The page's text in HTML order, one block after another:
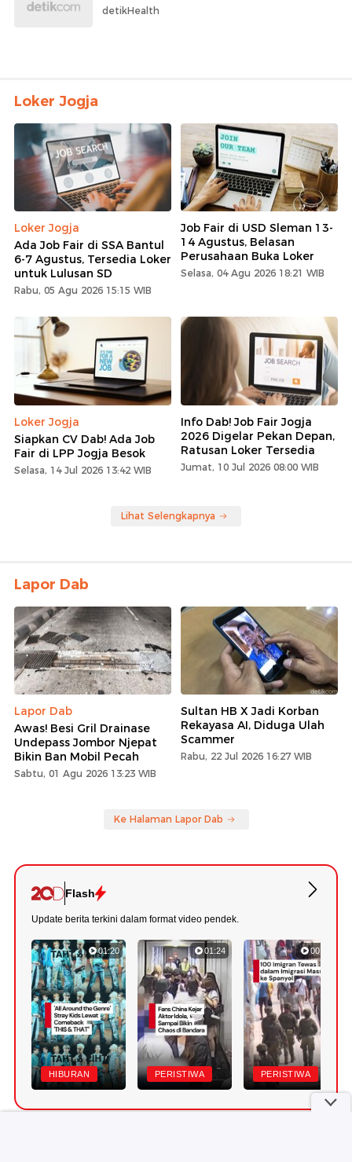
detikHealth
Loker Jogja
Loker Jogja
Ada Job Fair di SSA Bantul
6-7 Agustus, Tersedia Loker
untuk Lulusan SD
Rabu, 05 Agu 2026 15:15 WIB
Job Fair di USD Sleman 13-
14 Agustus, Belasan
Perusahaan Buka Loker
Selasa, 04 Agu 2026 18:21 WIB
Loker Jogja
Siapkan CV Dab! Ada Job
Fair di LPP Jogja Besok
Selasa, 14 Jul 2026 13:42 WIB
Info Dab! Job Fair Jogja
2026 Digelar Pekan Depan,
Ratusan Loker Tersedia
Jumat, 10 Jul 2026 08:00 WIB
Lihat Selengkapnya
Lapor Dab
Lapor Dab
Awas! Besi Gril Drainase
Undepass Jombor Njepat
Bikin Ban Mobil Pecah
Sabtu, 01 Agu 2026 13:23 WIB
Sultan HB X Jadi Korban
Rekayasa AI, Diduga Ulah
Scammer
Rabu, 22 Jul 2026 16:27 WIB
Ke Halaman Lapor Dab
Flash
Update berita terkini dalam format video pendek.
01:20
HIBURAN
01:24
PERISTIWA
00:42
PERISTIWA